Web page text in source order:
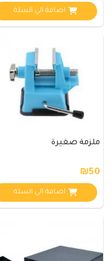
اضافة الي السلة
ملزمة صغيرة
₪50
اضافة الي السلة